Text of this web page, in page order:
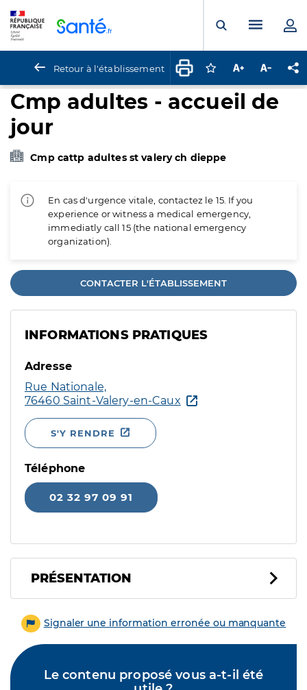
Ouvrir laMenu
Retour à l'établissement Connectez-vous
Augmenter la
Cmp adultes - accueil de
jour
Cmp cattp adultes st valery ch dieppe
En cas d'urgence vitale, contactez le 15. If you
experience or witness a medical emergency,
immediatly call 15 (the national emergency
organization).
CONTACTER L'ÉTABLISSEMENT
INFORMATIONS PRATIQUES
Adresse
Rue Nationale,
76460 Saint-Valery-en-Caux
S'Y RENDRE
Téléphone
02 32 97 09 91
PRÉSENTATION
Signaler une information erronée ou manquante
Le contenu proposé vous a-t-il été